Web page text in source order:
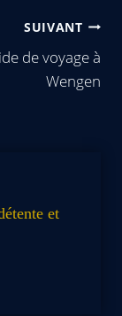
SUIVANT
de voyage à
Wengen
et